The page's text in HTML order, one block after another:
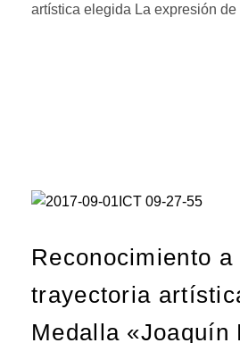
artística elegida La expresión
Reconocimiento a
trayectoria
Medalla «Joaquín